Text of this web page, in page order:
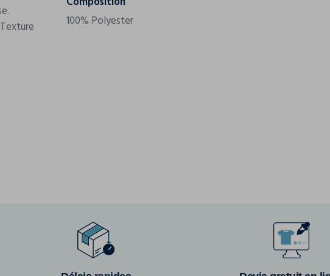
100% Polyester